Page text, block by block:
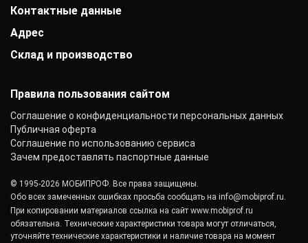
Заказчики
Вакансии
Контакты
Гарантии
Акции
Статьи
АО «Райффайзенбанк»
Р/с: 40702810000000001118
К/с: 30101810200000000700
ОКПО: 40276717
Контактные данные
+7 (800) 333-41-10
График работы:
Адрес
Барнаул, улица Матросова, 9Б/3
Склад и производство
Правила пользования сайтом
Соглашение о конфиденциальности персональных данных
Публичная оферта
Соглашение по использованию сервиса
Зачем предоставлять паспортные данные
© 1995-2026 МОБИПРОФ. Все права защищены.
Обо всех замеченных ошибках просьба сообщать на info@mobiprof.ru
При копировании материалов ссылка на сайт www.mobiprof.ru
обязательна. Технические характеристики товара могут отличаться,
уточняйте технические характеристики и наличие товара на момент